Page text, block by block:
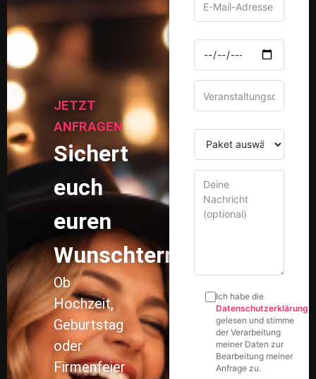
JETZT
ANFRAGEN
Sichert
euch
euren
Wunschtermin!
Ob
Hochzeit,
Geburtstag
oder
Firmenfeier
Ich habe die
Datenschutzerklärung
gelesen und stimme
der Verarbeitung
meiner Daten zur
Bearbeitung meiner
Anfrage zu.